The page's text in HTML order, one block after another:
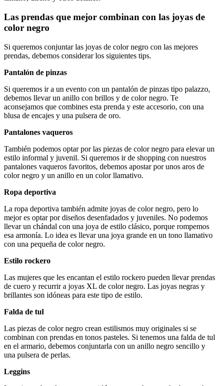
Las prendas que mejor combinan con las joyas de
color negro
Si queremos conjuntar las joyas de color negro con las mejores
prendas, debemos considerar los siguientes tips.
Pantalón de pinzas
Si queremos ir a un evento con un pantalón de pinzas tipo palazzo,
debemos llevar un anillo con brillos y de color negro. Te
aconsejamos que combines esta prenda y este accesorio, con una
blusa de encajes y una pulsera de oro.
Pantalones vaqueros
También podemos optar por las piezas de color negro para elevar un
estilo informal y juvenil. Si queremos ir de shopping con nuestros
pantalones vaqueros favoritos, debemos apostar por unos aros de
color negro y un anillo en un color llamativo.
Ropa deportiva
La ropa deportiva también admite joyas de color negro, pero lo
mejor es optar por diseños desenfadados y juveniles. No podemos
llevar un chándal con una joya de estilo clásico, porque rompemos
esa armonía. Lo idea es llevar una joya grande en un tono llamativo
con una pequeña de color negro.
Estilo rockero
Las mujeres que les encantan el estilo rockero pueden llevar prendas
de cuero y recurrir a joyas XL de color negro. Las joyas negras y
brillantes son idóneas para este tipo de estilo.
Falda de tul
Las piezas de color negro crean estilismos muy originales si se
combinan con prendas en tonos pasteles. Si tenemos una falda de tul
en el armario, debemos conjuntarla con un anillo negro sencillo y
una pulsera de perlas.
Leggins